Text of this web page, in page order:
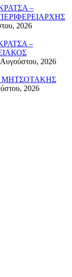
–
2026
–
2026
ΜΗΤΣΟΤΑΚΗΣ
2026